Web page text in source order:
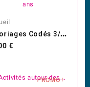
C
Oloriages Codés 3/6 Ans
€
PROMO !